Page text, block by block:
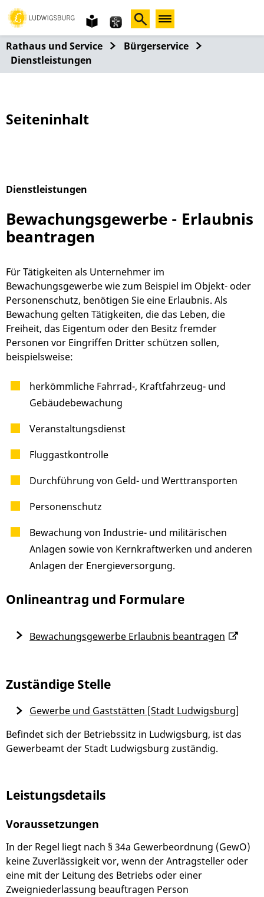
Gebärdensprache
leichte
Sprache
Rathaus und Service
Bürgerservice
Dienstleistungen
Seiteninhalt
Dienstleistungen
Bewachungsgewerbe - Erlaubnis
beantragen
Für Tätigkeiten als Unternehmer im
Bewachungsgewerbe wie zum Beispiel im Objekt- oder
Personenschutz, benötigen Sie eine Erlaubnis. Als
Bewachung gelten Tätigkeiten, die das Leben, die
Freiheit, das Eigentum oder den Besitz fremder
Personen vor Eingriffen Dritter schützen sollen,
beispielsweise:
herkömmliche Fahrrad-, Kraftfahrzeug- und
Gebäudebewachung
Veranstaltungsdienst
Fluggastkontrolle
Durchführung von Geld- und Werttransporten
Personenschutz
Bewachung von Industrie- und militärischen
Anlagen sowie von Kernkraftwerken und anderen
Anlagen der Energieversorgung.
Onlineantrag und Formulare
Bewachungsgewerbe Erlaubnis beantragen
Zuständige Stelle
Befindet sich der Betriebssitz in Ludwigsburg, ist das
Gewerbeamt der Stadt Ludwigsburg zuständig.
Gewerbe und Gaststätten [Stadt Ludwigsburg]
Leistungsdetails
Voraussetzungen
In der Regel liegt nach § 34a Gewerbeordnung (GewO)
keine Zuverlässigkeit vor, wenn der Antragsteller oder
eine mit der Leitung des Betriebs oder einer
Zweigniederlassung beauftragen Person